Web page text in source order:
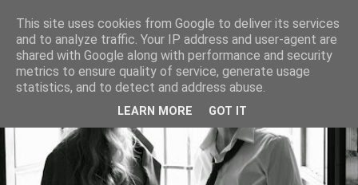
This site uses cookies from Google to deliver its services
and to analyze traffic. Your IP address and user-agent are
shared with Google along with performance and security
metrics to ensure quality of service, generate usage
statistics, and to detect and address abuse.
LEARN MORE GOT IT